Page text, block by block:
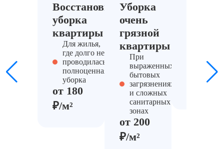
Восстановительная
уборка
квартиры
Для жилья,
где долго не
проводилась
полноценная
уборка
от 180
₽/м²
Уборка
очень
грязной
квартиры
При
выраженных
бытовых
загрязнениях
и сложных
санитарных
зонах
от 200
₽/м²
от 220